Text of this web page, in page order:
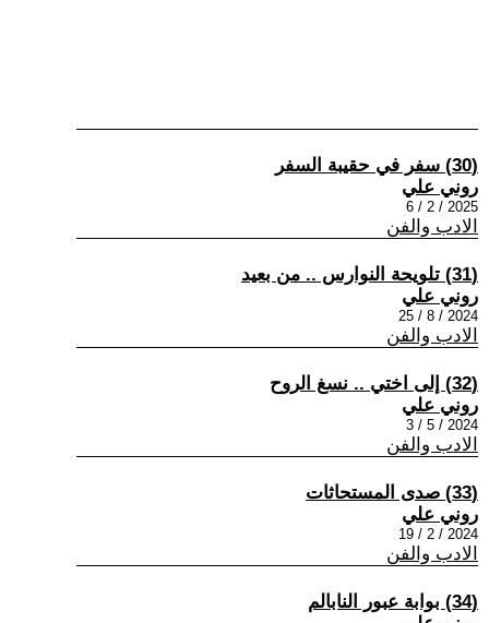
(30) سفر في حقيبة السفر
روني علي
2025 / 2 / 6
الادب والفن
(31) تلويحة النوارس .. من بعيد
روني علي
2024 / 8 / 25
الادب والفن
(32) إلى اختي .. نسغ الروح
روني علي
2024 / 5 / 3
الادب والفن
(33) صدى المستحاثات
روني علي
2024 / 2 / 19
الادب والفن
(34) بوابة عبور النابالم